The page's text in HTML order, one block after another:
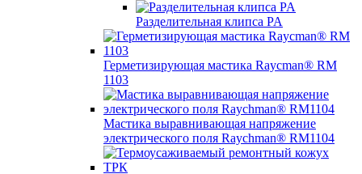
Разделительная клипса PA
Герметизирующая мастика Raycman® RM
1103
Мастика выравнивающая напряжение
электрического поля Raychman® RM1104